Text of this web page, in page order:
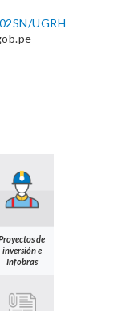
UGRH
de
inversión e
Infobras